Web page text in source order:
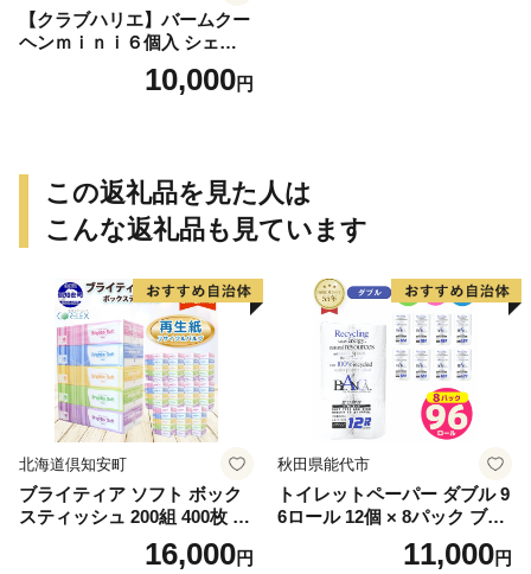
【クラブハリエ】バームクー
ヘンｍｉｎｉ６個入 シェア
ボックス 個包装【FC01W】
10,000円
この返礼品を見た人は
こんな返礼品も見ています
北海道倶知安町
ブライティア ソフト ボック
スティッシュ 200組 400枚 60
箱 日本製 まとめ買い ティッ
シュ リサイクル 長持 防災 常
16,000円
秋田県能代市
トイレットペーパー ダブル 9
6ロール 12個 × 8パック ブラ
ンカ 再生紙 100％ 芯あり 日
用品 消耗品 無香料 生活用品
11,000円